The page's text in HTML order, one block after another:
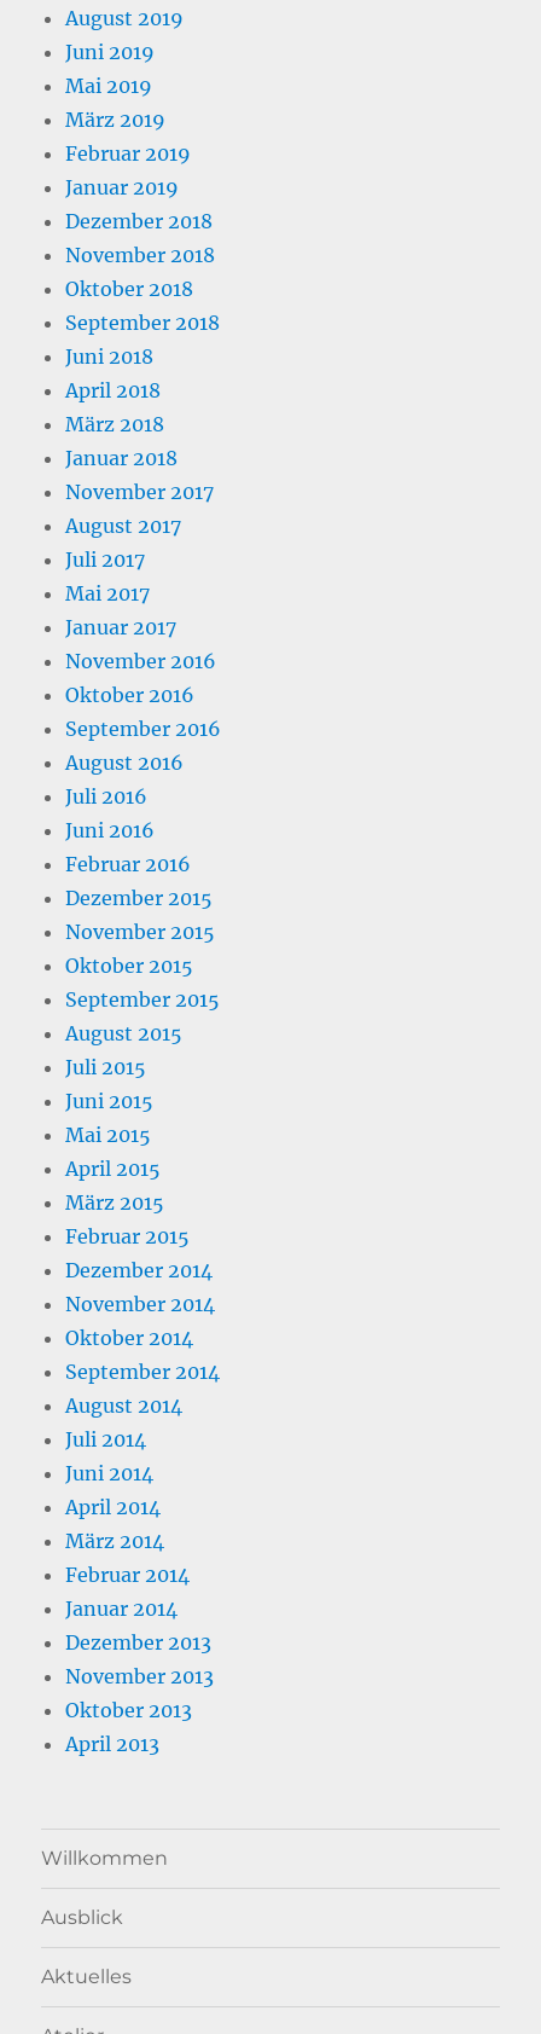
August 2019
Juni 2019
Mai 2019
März 2019
Februar 2019
Januar 2019
Dezember 2018
November 2018
Oktober 2018
September 2018
Juni 2018
April 2018
März 2018
Januar 2018
November 2017
August 2017
Juli 2017
Mai 2017
Januar 2017
November 2016
Oktober 2016
September 2016
August 2016
Juli 2016
Juni 2016
Februar 2016
Dezember 2015
November 2015
Oktober 2015
September 2015
August 2015
Juli 2015
Juni 2015
Mai 2015
April 2015
März 2015
Februar 2015
Dezember 2014
November 2014
Oktober 2014
September 2014
August 2014
Juli 2014
Juni 2014
April 2014
März 2014
Februar 2014
Januar 2014
Dezember 2013
November 2013
Oktober 2013
April 2013
Willkommen
Ausblick
Aktuelles